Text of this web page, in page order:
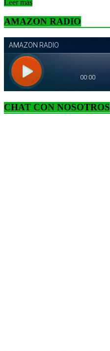
Leer más
AMAZON RADIO
CHAT CON NOSOTROS